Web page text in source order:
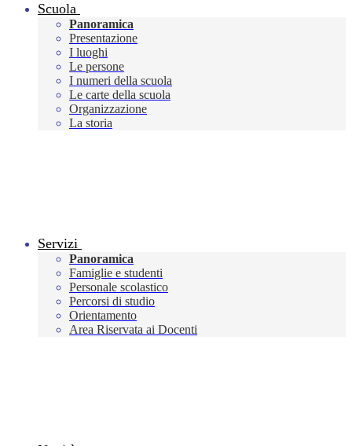
Scuola
Panoramica
Presentazione
I luoghi
Le persone
I numeri della scuola
Le carte della scuola
Organizzazione
La storia
Servizi
Panoramica
Famiglie e studenti
Personale scolastico
Percorsi di studio
Orientamento
Area Riservata ai Docenti